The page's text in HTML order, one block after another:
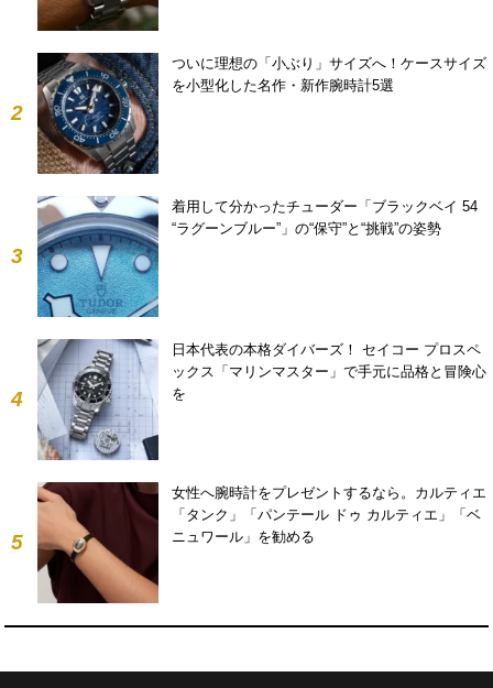
2
ついに理想の「小ぶり」サイズへ！ケースサイズ
を小型化した名作・新作腕時計5選
3
着用して分かったチューダー「ブラックベイ 54
“ラグーンブルー”」の“保守”と“挑戦”の姿勢
4
日本代表の本格ダイバーズ！ セイコー プロスペ
ックス「マリンマスター」で手元に品格と冒険心
を
5
女性へ腕時計をプレゼントするなら。カルティエ
「タンク」「パンテール ドゥ カルティエ」「ベ
ニュワール」を勧める